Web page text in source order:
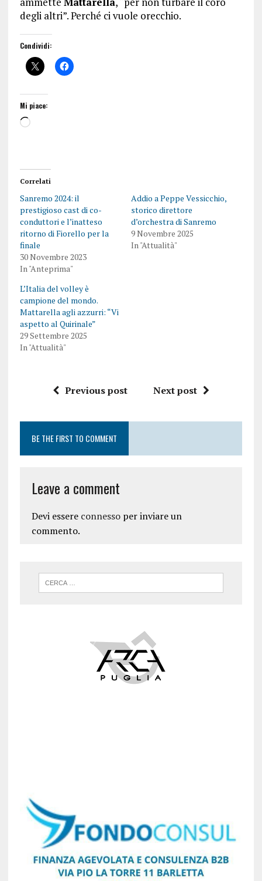
degli altri”. Perché ci vuole orecchio.
Condividi:
Mi piace:
Correlati
Sanremo 2024: il
prestigioso cast di co-
conduttori e l’inatteso
ritorno di Fiorello per la
finale
30 Novembre 2023
In "Anteprima"
Addio a Peppe Vessicchio,
storico direttore
d’orchestra di Sanremo
9 Novembre 2025
In "Attualità"
L’Italia del volley è
campione del mondo.
Mattarella agli azzurri: “Vi
aspetto al Quirinale”
29 Settembre 2025
In "Attualità"
Previous post Next post
BE THE FIRST TO COMMENT
Leave a comment
Devi essere connessoper inviare un
commento.